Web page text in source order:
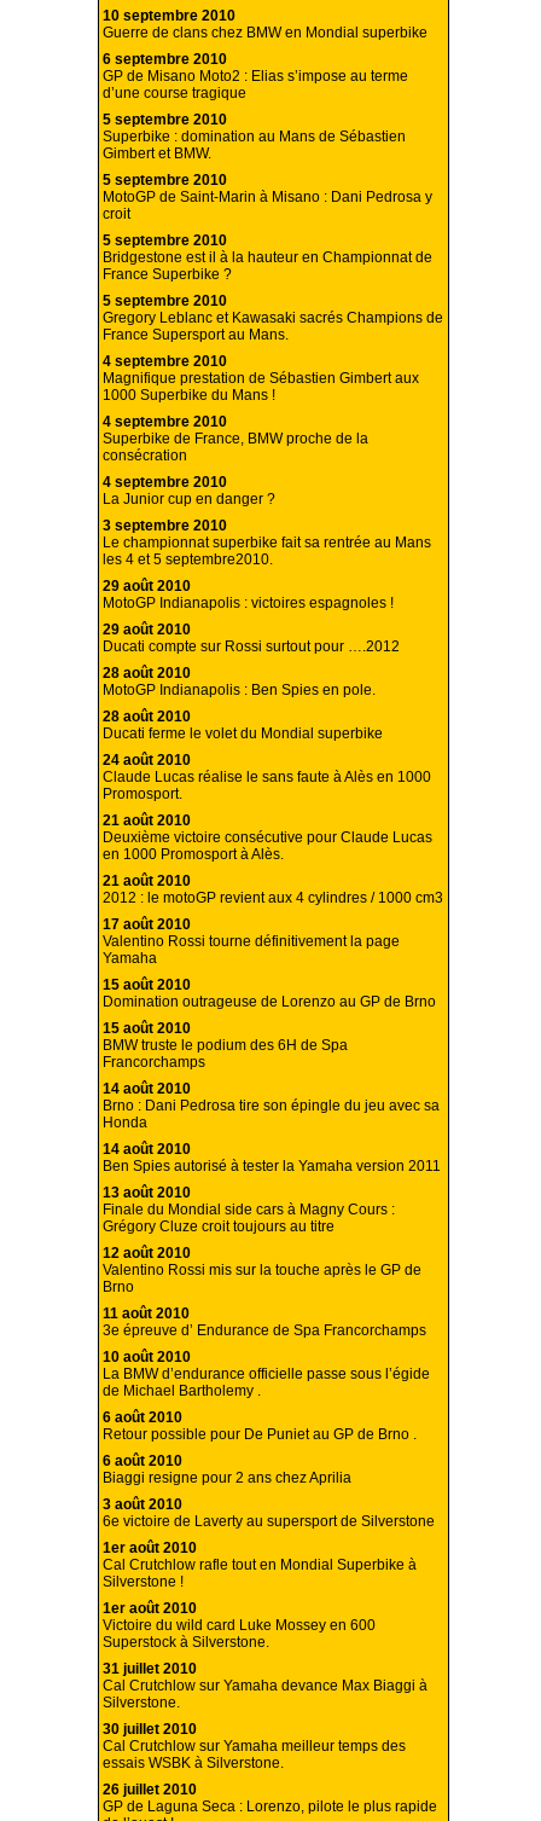
10 septembre 2010
Guerre de clans chez BMW en Mondial superbike
6 septembre 2010
GP de Misano Moto2 : Elias s’impose au terme
d’une course tragique
5 septembre 2010
Superbike : domination au Mans de Sébastien
Gimbert et BMW.
5 septembre 2010
MotoGP de Saint-Marin à Misano : Dani Pedrosa y
croit
5 septembre 2010
Bridgestone est il à la hauteur en Championnat de
France Superbike ?
5 septembre 2010
Gregory Leblanc et Kawasaki sacrés Champions de
France Supersport au Mans.
4 septembre 2010
Magnifique prestation de Sébastien Gimbert aux
1000 Superbike du Mans !
4 septembre 2010
Superbike de France, BMW proche de la
consécration
4 septembre 2010
La Junior cup en danger ?
3 septembre 2010
Le championnat superbike fait sa rentrée au Mans
les 4 et 5 septembre2010.
29 août 2010
MotoGP Indianapolis : victoires espagnoles !
29 août 2010
Ducati compte sur Rossi surtout pour ….2012
28 août 2010
MotoGP Indianapolis : Ben Spies en pole.
28 août 2010
Ducati ferme le volet du Mondial superbike
24 août 2010
Claude Lucas réalise le sans faute à Alès en 1000
Promosport.
21 août 2010
Deuxième victoire consécutive pour Claude Lucas
en 1000 Promosport à Alès.
21 août 2010
2012 : le motoGP revient aux 4 cylindres / 1000 cm3
17 août 2010
Valentino Rossi tourne définitivement la page
Yamaha
15 août 2010
Domination outrageuse de Lorenzo au GP de Brno
15 août 2010
BMW truste le podium des 6H de Spa
Francorchamps
14 août 2010
Brno : Dani Pedrosa tire son épingle du jeu avec sa
Honda
14 août 2010
Ben Spies autorisé à tester la Yamaha version 2011
13 août 2010
Finale du Mondial side cars à Magny Cours :
Grégory Cluze croit toujours au titre
12 août 2010
Valentino Rossi mis sur la touche après le GP de
Brno
11 août 2010
3e épreuve d’ Endurance de Spa Francorchamps
10 août 2010
La BMW d’endurance officielle passe sous l’égide
de Michael Bartholemy .
6 août 2010
Retour possible pour De Puniet au GP de Brno .
6 août 2010
Biaggi resigne pour 2 ans chez Aprilia
3 août 2010
6e victoire de Laverty au supersport de Silverstone
1er août 2010
Cal Crutchlow rafle tout en Mondial Superbike à
Silverstone !
1er août 2010
Victoire du wild card Luke Mossey en 600
Superstock à Silverstone.
31 juillet 2010
Cal Crutchlow sur Yamaha devance Max Biaggi à
Silverstone.
30 juillet 2010
Cal Crutchlow sur Yamaha meilleur temps des
essais WSBK à Silverstone.
26 juillet 2010
GP de Laguna Seca : Lorenzo, pilote le plus rapide